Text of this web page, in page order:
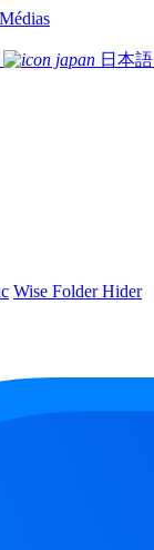
日本語
Wise Folder Hider